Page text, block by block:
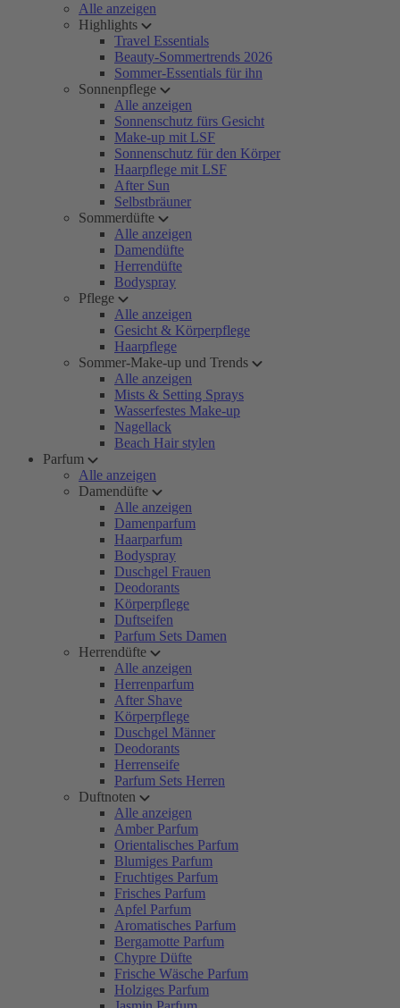
Alle anzeigen
Highlights
Travel Essentials
Beauty-Sommertrends 2026
Sommer-Essentials für ihn
Sonnenpflege
Alle anzeigen
Sonnenschutz fürs Gesicht
Make-up mit LSF
Sonnenschutz für den Körper
Haarpflege mit LSF
After Sun
Selbstbräuner
Sommerdüfte
Alle anzeigen
Damendüfte
Herrendüfte
Bodyspray
Pflege
Alle anzeigen
Gesicht & Körperpflege
Haarpflege
Sommer-Make-up und Trends
Alle anzeigen
Mists & Setting Sprays
Wasserfestes Make-up
Nagellack
Beach Hair stylen
Parfum
Alle anzeigen
Damendüfte
Alle anzeigen
Damenparfum
Haarparfum
Bodyspray
Duschgel Frauen
Deodorants
Körperpflege
Duftseifen
Parfum Sets Damen
Herrendüfte
Alle anzeigen
Herrenparfum
After Shave
Körperpflege
Duschgel Männer
Deodorants
Herrenseife
Parfum Sets Herren
Duftnoten
Alle anzeigen
Amber Parfum
Orientalisches Parfum
Blumiges Parfum
Fruchtiges Parfum
Frisches Parfum
Apfel Parfum
Aromatisches Parfum
Bergamotte Parfum
Chypre Düfte
Frische Wäsche Parfum
Holziges Parfum